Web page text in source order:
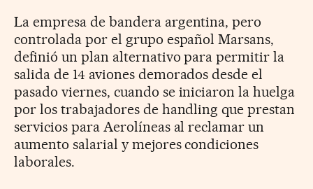
La empresa de bandera argentina, pero
controlada por el grupo español Marsans,
definió un plan alternativo para permitir la
salida de 14 aviones demorados desde el
pasado viernes, cuando se iniciaron la huelga
por los trabajadores de handling que prestan
servicios para Aerolíneas al reclamar un
aumento salarial y mejores condiciones
laborales.